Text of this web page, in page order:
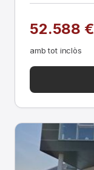
52.588 €
amb tot inclòs